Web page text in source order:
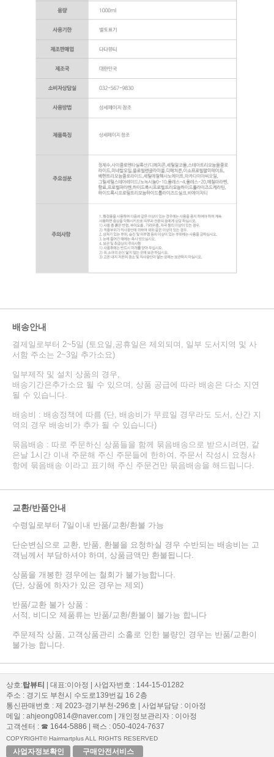
배송안내
결제일로부터 2~5일 (토요일,공휴일은 제외되며, 일부 도서지역 및 사
서함 주소는 2~3일 추가소요)
일부제작 및 설치 상품의 경우,
배송기간은추가소요 될 수 있으며, 상품 공급에 따라 배송은 다소 지연
될 수 있습니다.
배송비 : 배송정책에 따름 (단, 배송비가 무료일 경우라도 도서, 산간 지
역의 경우 배송비가 추가 될 수 있습니다)
묶음배송 : 따로 주문하신 상품들을 함께 묶음배송으로 받으시려면, 같
은날 1시간 이내 주문해 주신 주문들에 한하여, 주문서 작성시 요청사
항에 묶음배송 이라고 표기해 주신 주문건만 묶음배송을 해드립니다.
교환/반품안내
수령일로부터 7일이내 반품/교환/환불 가능
단순변심으로 교환, 반품, 환불을 요청하실 경우 수반되는 배송비는 고
객님께서 부담하셔야 하며, 상품금액만 환불됩니다.
상품을 개봉한 경우에는 철회가 불가능합니다.
(단, 상품에 하자가 있은 경우는 제외)
반품/교환 불가 상품 :
서적, 비디오 제품류는 반품/교환/환불이 불가능 합니다
주문제작 상품, 고객상품관리 소홀로 인한 불량인 경우는 반품/교환이
불가능 합니다.
상호:탑뷰티
| 대표:이아정 | 사업자번호 : 144-15-01282
주소 : 경기도 부천시 수도로139번길 16 2층
통신판매번호 : 제 2023-경기부천-296호 | 사업부담당 : 이아정
메일 : ahjeong0814@naver.com | 개인정보관리자 : 이아정
고객센터 : ☎ 1644-5886 | 팩스 : 050-4024-7637
COPYRIGHT© Hairmartplus ALL RIGHTS RESERVED
사업자정보확인 구매안전서비스